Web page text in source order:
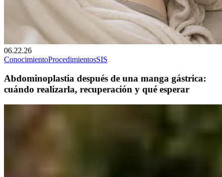
06.22.26
ConocimientoProcedimientosSIS
Abdominoplastia después de una manga gástrica:
cuándo realizarla, recuperación y qué esperar